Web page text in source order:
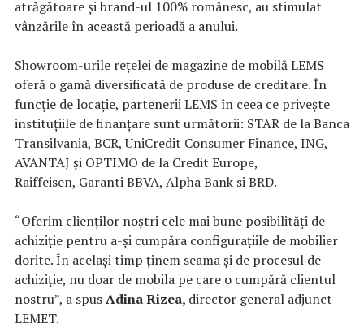
atrăgătoare și brand-ul 100% românesc, au stimulat
vânzările în această perioadă a anului.
Showroom-urile rețelei de magazine de mobilă LEMS
oferă o gamă diversificată de produse de creditare. În
funcție de locație, partenerii LEMS în ceea ce privește
instituțiile de finanțare sunt următorii: STAR de la Banca
Transilvania, BCR, UniCredit Consumer Finance, ING,
AVANTAJ și OPTIMO de la Credit Europe,
Raiffeisen, Garanti BBVA, Alpha Bank si BRD.
“Oferim clienților noștri cele mai bune posibilități de
achiziție pentru a-și cumpăra configurațiile de mobilier
dorite. În același timp ținem seama și de procesul de
achiziție, nu doar de mobila pe care o cumpără clientul
nostru”, a spusAdina Rizea, director general adjunct
LEMET.